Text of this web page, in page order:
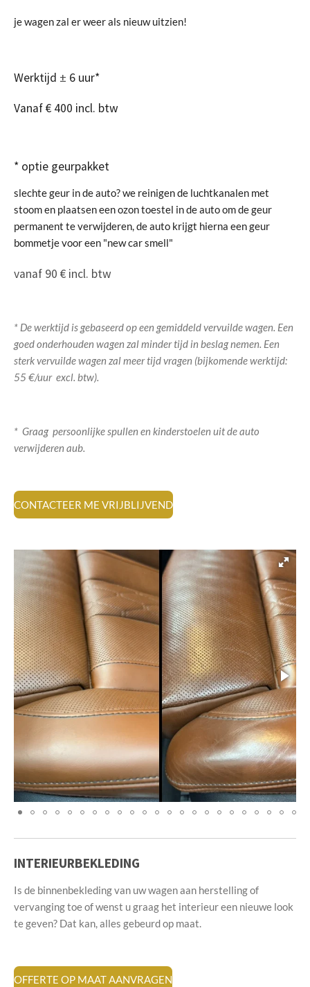
je wagen zal er weer als nieuw uitzien!
Werktijd ± 6 uur*
Vanaf € 400 incl. btw
* optie geurpakket
slechte geur in de auto? we reinigen de luchtkanalen met
stoom en plaatsen een ozon toestel in de auto om de geur
permanent te verwijderen, de auto krijgt hierna een geur
bommetje voor een "new car smell"
vanaf 90 € incl. btw
* De werktijd is gebaseerd op een gemiddeld vervuilde wagen. Een
goed onderhouden wagen zal minder tijd in beslag nemen. Een
sterk vervuilde wagen zal meer tijd vragen (bijkomende werktijd:
55 €/uur excl. btw).
* Graag persoonlijke spullen en kinderstoelen uit de auto
verwijderen aub.
CONTACTEER ME VRIJBLIJVEND
INTERIEURBEKLEDING
Is de binnenbekleding van uw wagen aan herstelling of
vervanging toe of wenst u graag het interieur een nieuwe look
te geven? Dat kan, alles gebeurd op maat.
OFFERTE OP MAAT AANVRAGEN